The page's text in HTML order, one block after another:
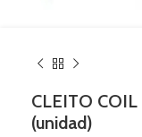
CLEITO
(unidad)